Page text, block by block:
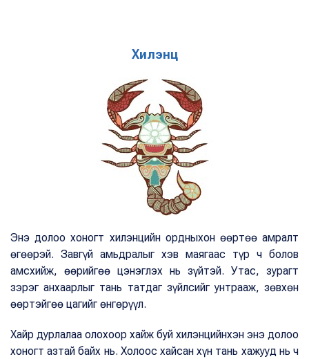
Хилэнц
Энэ долоо хоногт хилэнцийн ордныхон өөртөө амралт
өгөөрэй. Завгүй амьдралыг хэв маягаас түр ч болов
амсхийж, өөрийгөө цэнэглэх нь зүйтэй. Утас, зурагт
зэрэг анхаарлыг тань татдаг зүйлсийг унтрааж, зөвхөн
өөртэйгөө цагийг өнгөрүүл.
Хайр дурлалаа олохоор хайж буй хилэнцийнхэн энэ долоо
хоногт азтай байх нь. Холоос хайсан хүн тань хажууд нь ч